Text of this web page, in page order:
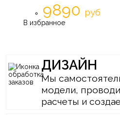
9890 руб
В избранное
ДИЗАЙН
Мы
модели,
расчеты и